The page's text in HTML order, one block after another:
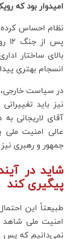
امیدوار بود که
نظام احساس کرده
بالای ساختار
انسجام بهتری
در سیاست خارجی،
نیز باید
آقای لاریجانی
عالی امنیت
جمهور و رهبری
شاید در
پیگیری کند
طبیعتاً این
امنیت ملی شاهد
نمی‌دانیم که پس